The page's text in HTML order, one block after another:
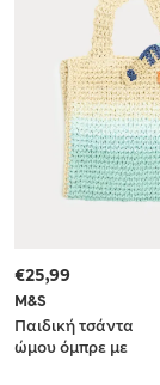
M&S
Παιδική τσάντα
ώμου όμπρε με
€25,99